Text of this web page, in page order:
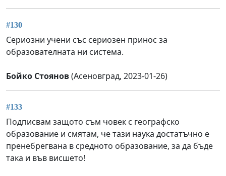
#130
Сериозни учени със сериозен принос за
образователната ни система.
Бойко Стоянов(Асеновград, 2023-01-26)
#133
Подписвам защото съм човек с географско
образование и смятам, че тази наука достатъчно е
пренебрегвана в средното образование, за да бъде
така и във висшето!